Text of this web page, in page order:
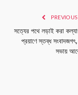
সত্যের পথে লড়াই করা
প্রয়াণে স্তব্ধ সংবাদজগৎ,
সভায়